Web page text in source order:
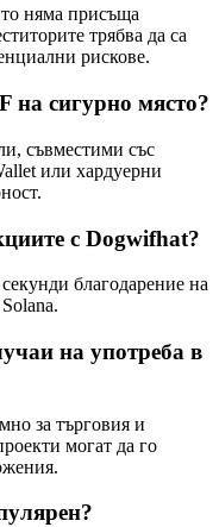
няма присъща
трябва да са
рискове.
на сигурно място?
съвместими със
или хардуерни
с Dogwifhat?
благодарение на
на употреба в
за търговия и
могат да го